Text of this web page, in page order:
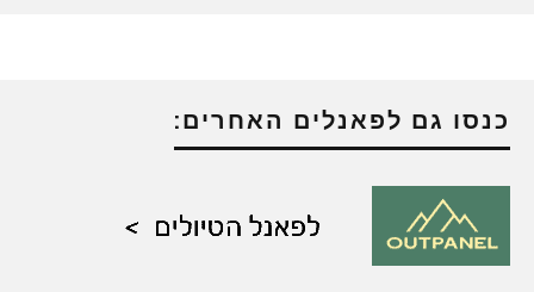
כנסו גם לפאנלים האחרים: